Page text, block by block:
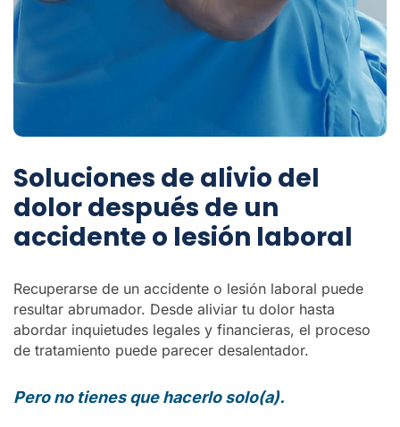
Soluciones de alivio del
dolor después de un
accidente o lesión laboral
Recuperarse de un accidente o lesión laboral puede
resultar abrumador. Desde aliviar tu dolor hasta
abordar inquietudes legales y financieras, el proceso
de tratamiento puede parecer desalentador.
Pero no tienes que hacerlo solo(a).